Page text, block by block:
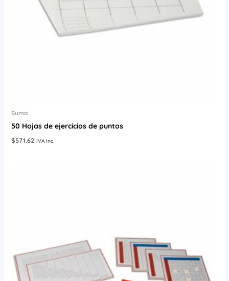
Suma
50 Hojas de ejercicios de puntos
$571.62 IVA Inc.